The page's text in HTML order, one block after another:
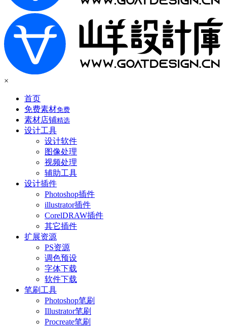
×
首页
免费素材免费
素材店铺精选
设计工具
设计软件
图像处理
视频处理
辅助工具
设计插件
Photoshop插件
illustrator插件
CorelDRAW插件
其它插件
扩展资源
PS资源
调色预设
字体下载
软件下载
笔刷工具
Photoshop笔刷
Illustrator笔刷
Procreate笔刷